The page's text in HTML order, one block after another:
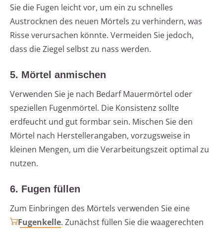
Sie die Fugen leicht vor, um ein zu schnelles
Austrocknen des neuen Mörtels zu verhindern, was
Risse verursachen könnte. Vermeiden Sie jedoch,
dass die Ziegel selbst zu nass werden.
5. Mörtel anmischen
Verwenden Sie je nach Bedarf Mauermörtel oder
speziellen Fugenmörtel. Die Konsistenz sollte
erdfeucht und gut formbar sein. Mischen Sie den
Mörtel nach Herstellerangaben, vorzugsweise in
kleinen Mengen, um die Verarbeitungszeit optimal zu
nutzen.
6. Fugen füllen
Zum Einbringen des Mörtels verwenden Sie eine
Fugenkelle. Zunächst füllen Sie die waagerechten